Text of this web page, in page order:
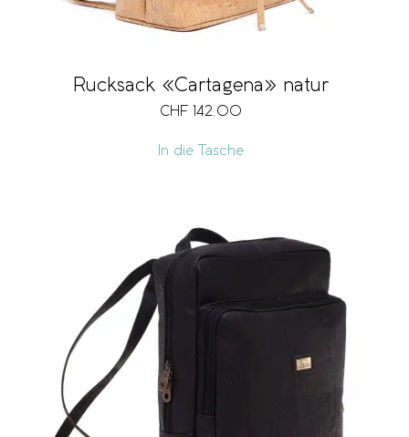
Rucksack «Cartagena» natur
CHF 142.00
In die Tasche